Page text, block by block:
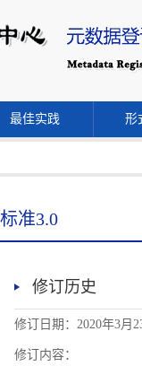
最佳实践 形
准3.0
修订历史
修订日期：2020年3月
修订内容：